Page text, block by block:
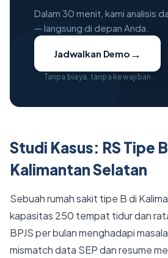
Dalam 30 menit, kami analisis
— langsung di depan Anda.
Jadwalkan Demo →
Tanpa biaya, tanpa kewajiban
Studi Kasus: RS Tipe
Kalimantan Selatan
Sebuah rumah sakit tipe B di
kapasitas 250 tempat tidur dan
BPJS per bulan menghadapi
mismatch data SEP dan resume